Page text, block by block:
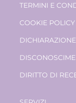
TERMINI E
COOKIE POLICY
DIRITTO DI